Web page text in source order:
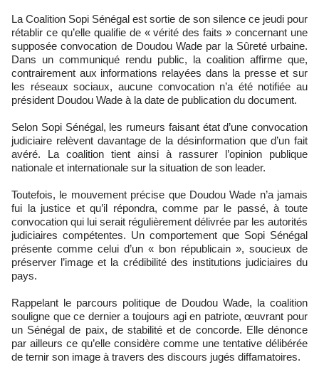
La Coalition Sopi Sénégal est sortie de son silence ce jeudi pour
rétablir ce qu’elle qualifie de « vérité des faits » concernant une
supposée convocation de Doudou Wade par la Sûreté urbaine.
Dans un communiqué rendu public, la coalition affirme que,
contrairement aux informations relayées dans la presse et sur
les réseaux sociaux, aucune convocation n’a été notifiée au
président Doudou Wade à la date de publication du document.
Selon Sopi Sénégal, les rumeurs faisant état d’une convocation
judiciaire relèvent davantage de la désinformation que d’un fait
avéré. La coalition tient ainsi à rassurer l’opinion publique
nationale et internationale sur la situation de son leader.
Toutefois, le mouvement précise que Doudou Wade n’a jamais
fui la justice et qu’il répondra, comme par le passé, à toute
convocation qui lui serait régulièrement délivrée par les autorités
judiciaires compétentes. Un comportement que Sopi Sénégal
présente comme celui d’un « bon républicain », soucieux de
préserver l’image et la crédibilité des institutions judiciaires du
pays.
Rappelant le parcours politique de Doudou Wade, la coalition
souligne que ce dernier a toujours agi en patriote, œuvrant pour
un Sénégal de paix, de stabilité et de concorde. Elle dénonce
par ailleurs ce qu’elle considère comme une tentative délibérée
de ternir son image à travers des discours jugés diffamatoires.